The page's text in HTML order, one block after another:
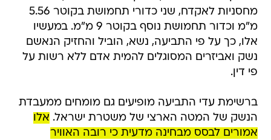
מחסניות לאקדח, שני כדורי תחמושת בקוטר 5.56
מ"מ וכדור תחמושת נוסף בקוטר 9 מ"מ. במעשיו
אלו, כך על פי התביעה, נשא, הוביל והחזיק הנאשם
נשק ואביזרים המסוגלים להמית אדם ללא רשות על
פי דין.
​ברשימת עדי התביעה מופיעים גם מומחים ממעבדת
הנשק של המטה הארצי של משטרת ישראל. אלו
אמורים לבסס מבחינה מדעית כי רובה האוויר